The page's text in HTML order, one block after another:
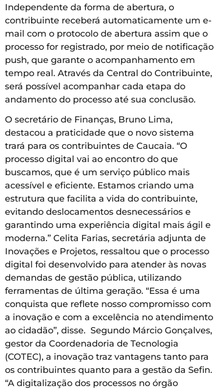
Independente da forma de abertura, o
contribuinte receberá automaticamente um e-
mail com o protocolo de abertura assim que o
processo for registrado, por meio de notificação
push, que garante o acompanhamento em
tempo real. Através da Central do Contribuinte,
será possível acompanhar cada etapa do
andamento do processo até sua conclusão.
O secretário de Finanças, Bruno Lima,
destacou a praticidade que o novo sistema
trará para os contribuintes de Caucaia. “O
processo digital vai ao encontro do que
buscamos, que é um serviço público mais
acessível e eficiente. Estamos criando uma
estrutura que facilita a vida do contribuinte,
evitando deslocamentos desnecessários e
garantindo uma experiência digital mais ágil e
moderna.” Celita Farias, secretária adjunta de
Inovações e Projetos, ressaltou que o processo
digital foi desenvolvido para atender às novas
demandas de gestão pública, utilizando
ferramentas de última geração. “Essa é uma
conquista que reflete nosso compromisso com
a inovação e com a excelência no atendimento
ao cidadão”, disse. Segundo Márcio Gonçalves,
gestor da Coordenadoria de Tecnologia
(COTEC), a inovação traz vantagens tanto para
os contribuintes quanto para a gestão da Sefin.
“A digitalização dos processos no órgão